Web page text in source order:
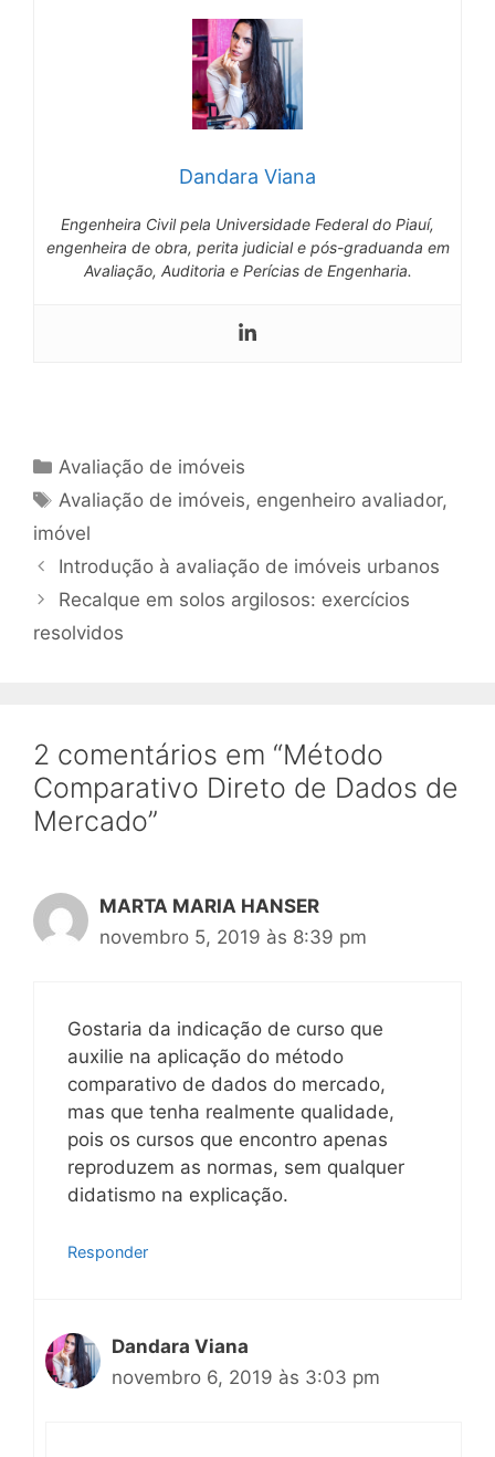
Dandara Viana
Engenheira Civil pela Universidade Federal do Piauí,
engenheira de obra, perita judicial e pós-graduanda em
Avaliação, Auditoria e Perícias de Engenharia.
Avaliação de imóveis
Avaliação de imóveis, engenheiro avaliador,
imóvel
Introdução à avaliação de imóveis urbanos
Recalque em solos argilosos: exercícios
resolvidos
2 comentários em “Método
Comparativo Direto de Dados de
Mercado”
MARTA MARIA HANSER
novembro 5, 2019 às 8:39 pm
Gostaria da indicação de curso que
auxilie na aplicação do método
comparativo de dados do mercado,
mas que tenha realmente qualidade,
pois os cursos que encontro apenas
reproduzem as normas, sem qualquer
didatismo na explicação.
Responder
Dandara Viana
novembro 6, 2019 às 3:03 pm